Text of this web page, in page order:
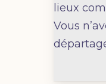
lieux
Vous